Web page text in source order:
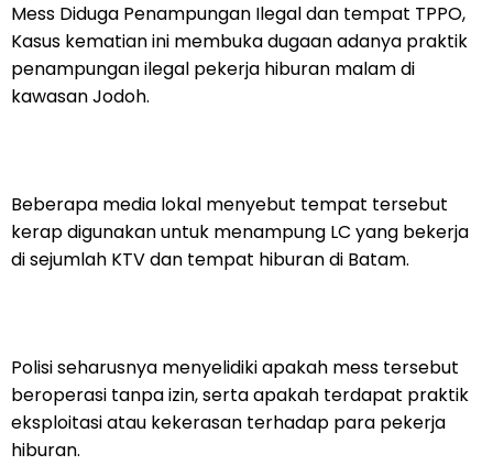
Mess Diduga Penampungan Ilegal dan tempat TPPO,
Kasus kematian ini membuka dugaan adanya praktik
penampungan ilegal pekerja hiburan malam di
kawasan Jodoh.
Beberapa media lokal menyebut tempat tersebut
kerap digunakan untuk menampung LC yang bekerja
di sejumlah KTV dan tempat hiburan di Batam.
Polisi seharusnya menyelidiki apakah mess tersebut
beroperasi tanpa izin, serta apakah terdapat praktik
eksploitasi atau kekerasan terhadap para pekerja
hiburan.